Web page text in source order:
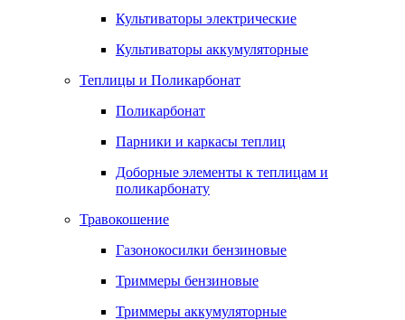
Культиваторы электрические
Культиваторы аккумуляторные
Теплицы и Поликарбонат
Поликарбонат
Парники и каркасы теплиц
Доборные элементы к теплицам и
поликарбонату
Травокошение
Газонокосилки бензиновые
Триммеры бензиновые
Триммеры аккумуляторные